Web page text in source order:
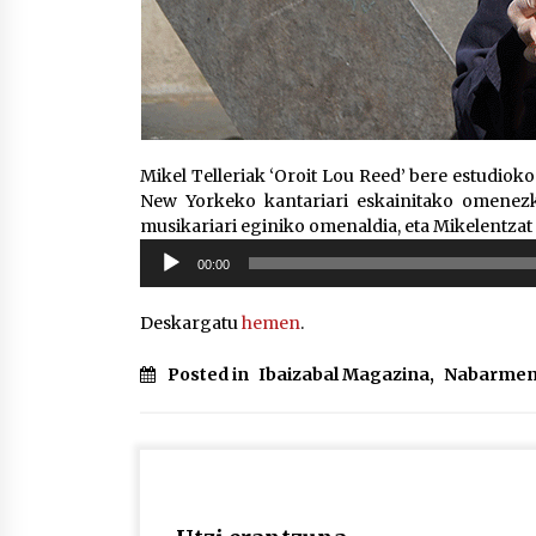
Mikel Telleriak ‘Oroit Lou Reed’ bere
New Yorkeko kantariari eskainitako
musikariari eginiko omenaldia, eta
Soinu
erreproduzigailua
00:00
Deskargatuhemen.
Posted in Ibaizabal Magazina,